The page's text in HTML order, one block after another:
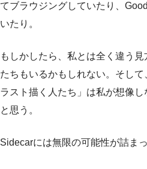
てブラウジングしていたり、
いたり。
もしかしたら、私とは全く違う
たちもいるかもしれない。そし
ラスト描く人たち」は私が想像
と思う。
Sidecarには無限の可能性が詰まっ